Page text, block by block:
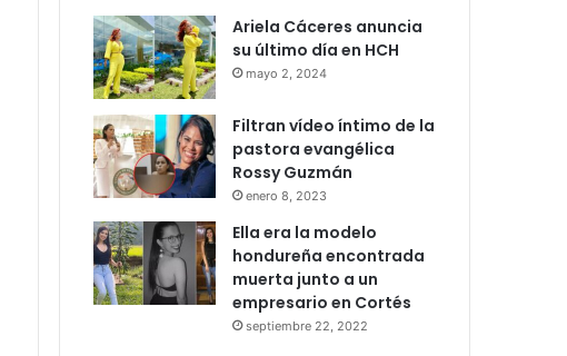
Ariela Cáceres anuncia
su último día en HCH
mayo 2, 2024
Filtran vídeo íntimo de la
pastora evangélica
Rossy Guzmán
enero 8, 2023
Ella era la modelo
hondureña encontrada
muerta junto a un
empresario en Cortés
septiembre 22, 2022